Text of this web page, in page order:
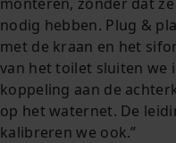
nodig hebben. Plug &
met de kraan en het
van het toilet sluiten we
koppeling aan de
op het waternet. De
kalibreren we ook.”